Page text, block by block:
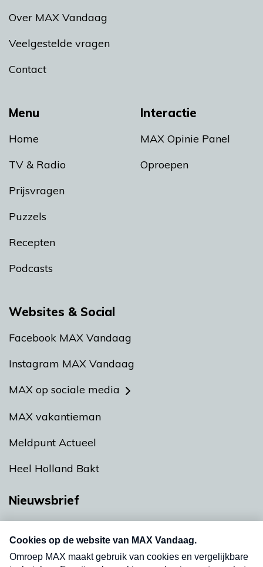
Menu
Home
TV & Radio
Prijsvragen
Puzzels
Recepten
Podcasts
Interactie
MAX Opinie Panel
Oproepen
Over MAX Vandaag
Veelgestelde vragen
Contact
Websites & Social
Facebook MAX Vandaag
Instagram MAX Vandaag
MAX op sociale media
MAX vakantieman
Meldpunt Actueel
Heel Holland Bakt
Nieuwsbrief
nieuwsbrief. Elke vrijdag- en dinsdagochtend in
uw mailbox.